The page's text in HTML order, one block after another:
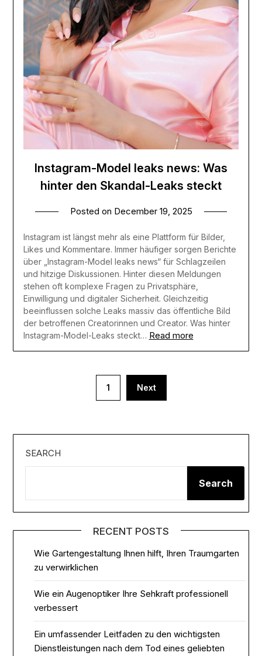
Instagram-Model leaks news: Was
hinter den Skandal-Leaks steckt
Posted on December 19, 2025
Instagram ist längst mehr als eine Plattform für Bilder,
Likes und Kommentare. Immer häufiger sorgen Berichte
über „Instagram-Model leaks news“ für Schlagzeilen
und hitzige Diskussionen. Hinter diesen Meldungen
stehen oft komplexe Fragen zu Privatsphäre,
Einwilligung und digitaler Sicherheit. Gleichzeitig
beeinflussen solche Leaks massiv das öffentliche Bild
der betroffenen Creatorinnen und Creator. Was hinter
Instagram-Model-Leaks steckt… Read more
1 Next
SEARCH
Search
RECENT POSTS
Wie Gartengestaltung Ihnen hilft, Ihren Traumgarten
zu verwirklichen
Wie ein Augenoptiker Ihre Sehkraft professionell
verbessert
Ein umfassender Leitfaden zu den wichtigsten
Dienstleistungen nach dem Tod eines geliebten